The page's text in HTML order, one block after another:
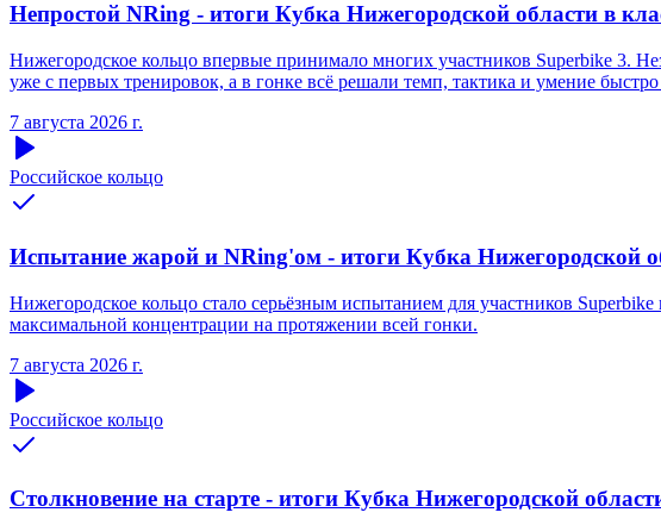
Непростой NRing - итоги Кубка Нижегородской области в
Нижегородское кольцо впервые принимало многих участников Superbike 3.
уже с первых тренировок, а в гонке всё решали темп, тактика и умение быстро
7 августа 2026 г.
Российское кольцо
Испытание жарой и NRing'ом - итоги Кубка Нижегородской
Нижегородское кольцо стало серьёзным испытанием для участников
максимальной концентрации на протяжении всей гонки.
7 августа 2026 г.
Российское кольцо
Столкновение на старте - итоги Кубка Нижегородской